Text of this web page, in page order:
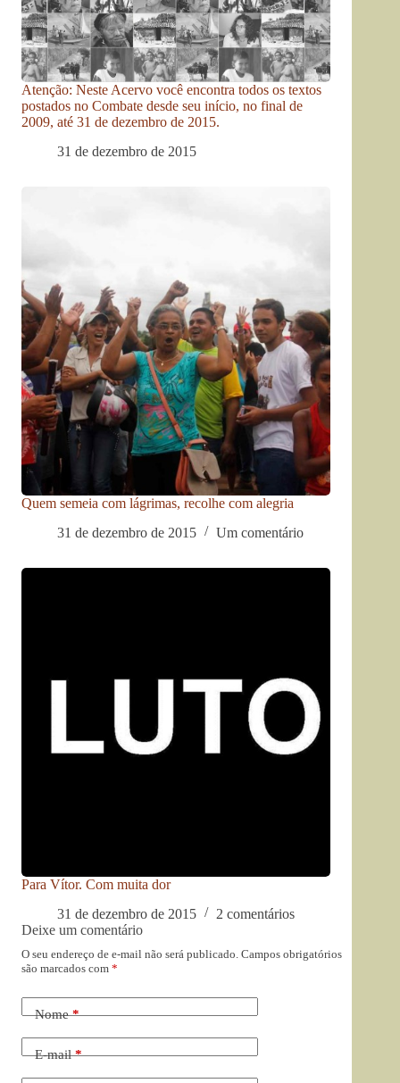
Atenção: Neste Acervo você encontra todos os textos
postados no Combate desde seu início, no final de
2009, até 31 de dezembro de 2015.
31 de dezembro de 2015
Quem semeia com lágrimas, recolhe com alegria
31 de dezembro de 2015
Um comentário
Para Vítor. Com muita dor
31 de dezembro de 2015
2 comentários
Deixe um comentário
O seu endereço de e-mail não será publicado. Campos obrigatórios
são marcados com *
Nome*
E-mail*